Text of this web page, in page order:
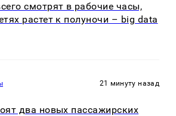
смотрят в рабочие часы,
растет к полуночи – big data
21 минуту назад
два новых пассажирских